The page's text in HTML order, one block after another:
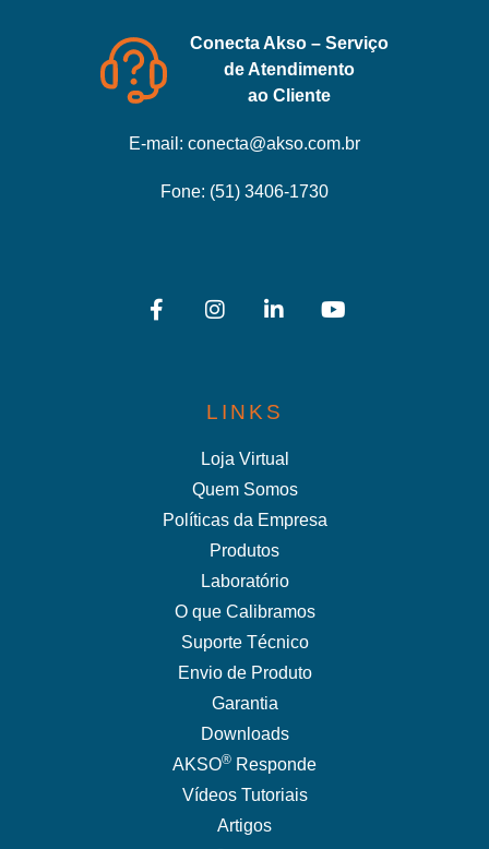
Conecta Akso – Serviço
de Atendimento
ao Cliente
E-mail: conecta@akso.com.br
Fone: (51) 3406-1730
LINKS
Loja Virtual
Quem Somos
Políticas da Empresa
Produtos
Laboratório
O que Calibramos
Suporte Técnico
Envio de Produto
Garantia
Downloads
AKSO® Responde
Vídeos Tutoriais
Artigos